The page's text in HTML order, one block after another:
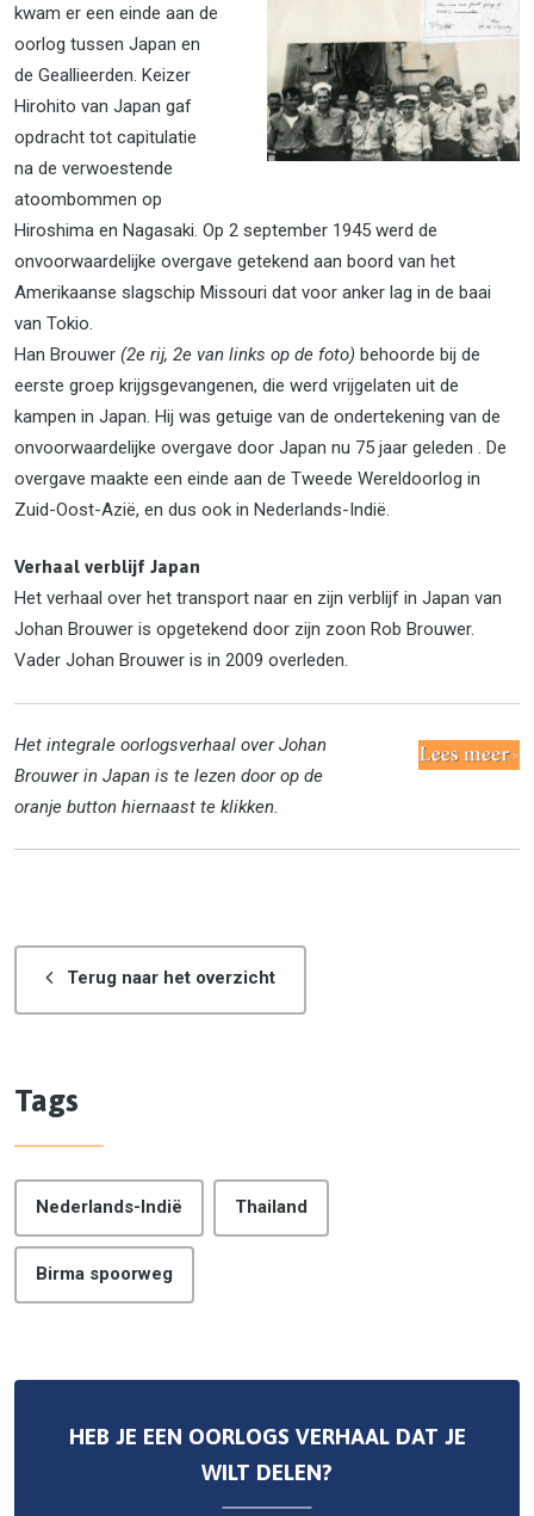
kwam er een einde aan de
oorlog tussen Japan en
de Geallieerden. Keizer
Hirohito van Japan gaf
opdracht tot capitulatie
na de verwoestende
atoombommen op
Hiroshima en Nagasaki. Op 2 september 1945 werd de
onvoorwaardelijke overgave getekend aan boord van het
Amerikaanse slagschip Missouri dat voor anker lag in de baai
van Tokio.
Han Brouwer (2e rij, 2e van links op de foto) behoorde bij de
eerste groep krijgsgevangenen, die werd vrijgelaten uit de
kampen in Japan. Hij was getuige van de ondertekening van de
onvoorwaardelijke overgave door Japan nu 75 jaar geleden . De
overgave maakte een einde aan de Tweede Wereldoorlog in
Zuid-Oost-Azië, en dus ook in Nederlands-Indië.
Verhaal verblijf Japan
Het verhaal over het transport naar en zijn verblijf in Japan van
Johan Brouwer is opgetekend door zijn zoon Rob Brouwer.
Vader Johan Brouwer is in 2009 overleden.
Het integrale oorlogsverhaal over Johan
Brouwer in Japan is te lezen door op de
oranje button hiernaast te klikken.
Terug naar het overzicht
Tags
Nederlands-Indië Thailand
Birma spoorweg
HEB JE EEN OORLOGS VERHAAL DAT JE
WILT DELEN?